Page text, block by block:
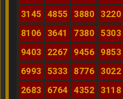
3145
4855 3880 3220
8106
3641 7380 5303
9403
2267 9456 9853
6993
5333 8776 3022
2683
6764 4352 3118